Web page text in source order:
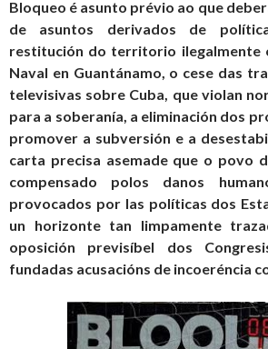
Bloqueo é asunto prévio ao que
de asuntos derivados de
restitución do territorio ilegalmente
Naval en Guantánamo, o cese das
televisivas sobre Cuba, que violan
para a soberanía, a eliminación dos
promover a subversión e a
carta precisa asemade que o povo
compensado polos danos
provocados por las políticas dos
un horizonte tan limpamente
oposición previsíbel dos
fundadas acusacións de incoeréncia